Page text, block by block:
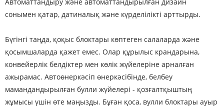
Автоматтандыру және автоматтандырылған дизайн
сонымен қатар, датиналық және күрделілікті арттырды.
Бүгінгі таңда, қоқыс блоктары көптеген салаларда және
қосымшаларда қажет емес. Олар құрылыс крандарына,
конвейерлік белдіктер мен көлік жүйелеріне арналған
ажырамас. Автоөнеркәсіп өнеркәсібінде, белбеу
мамандандырылған булли жүйелері - қозғалтқыштың
жұмысы үшін өте маңызды. Бұған қоса, вулли блоктары ауыр